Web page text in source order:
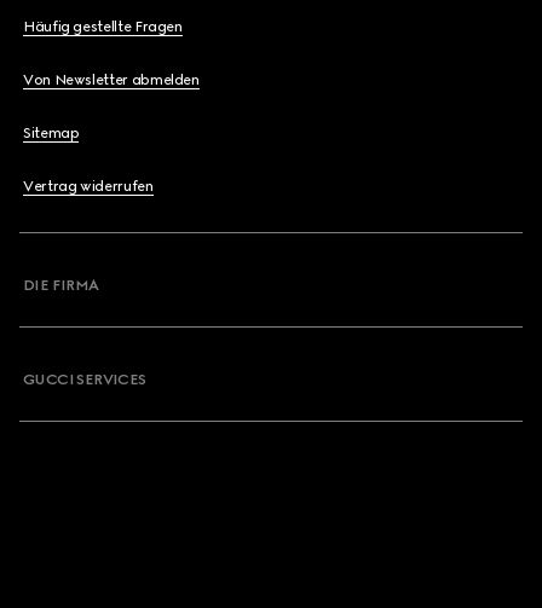
Häufig gestellte Fragen
Von Newsletter abmelden
Sitemap
Vertrag widerrufen
DIE FIRMA
GUCCI SERVICES